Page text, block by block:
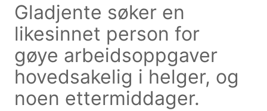
Gladjente søker en
likesinnet person for
gøye arbeidsoppgaver
hovedsakelig i helger, og
noen ettermiddager.